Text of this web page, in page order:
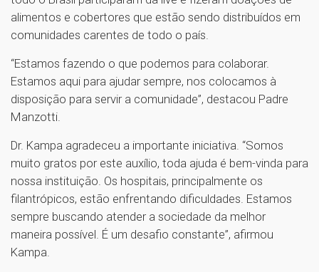
alimentos e cobertores que estão sendo distribuídos em
comunidades carentes de todo o país.
“Estamos fazendo o que podemos para colaborar.
Estamos aqui para ajudar sempre, nos colocamos à
disposição para servir a comunidade”, destacou Padre
Manzotti.
Dr. Kampa agradeceu a importante iniciativa. “Somos
muito gratos por este auxílio, toda ajuda é bem-vinda para
nossa instituição. Os hospitais, principalmente os
filantrópicos, estão enfrentando dificuldades. Estamos
sempre buscando atender a sociedade da melhor
maneira possível. É um desafio constante”, afirmou
Kampa.